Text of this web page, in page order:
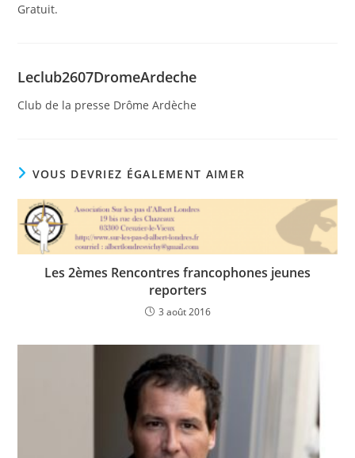
Gratuit.
Leclub2607DromeArdeche
Club de la presse Drôme Ardèche
VOUS DEVRIEZ ÉGALEMENT AIMER
Les 2èmes Rencontres francophones jeunes
reporters
3 août 2016